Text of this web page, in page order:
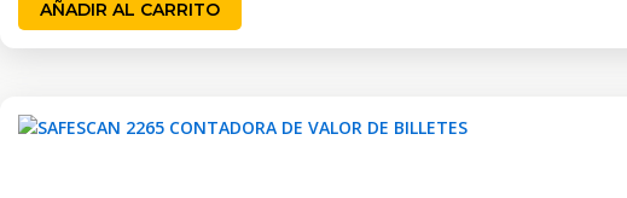
AÑADIR AL CARRITO